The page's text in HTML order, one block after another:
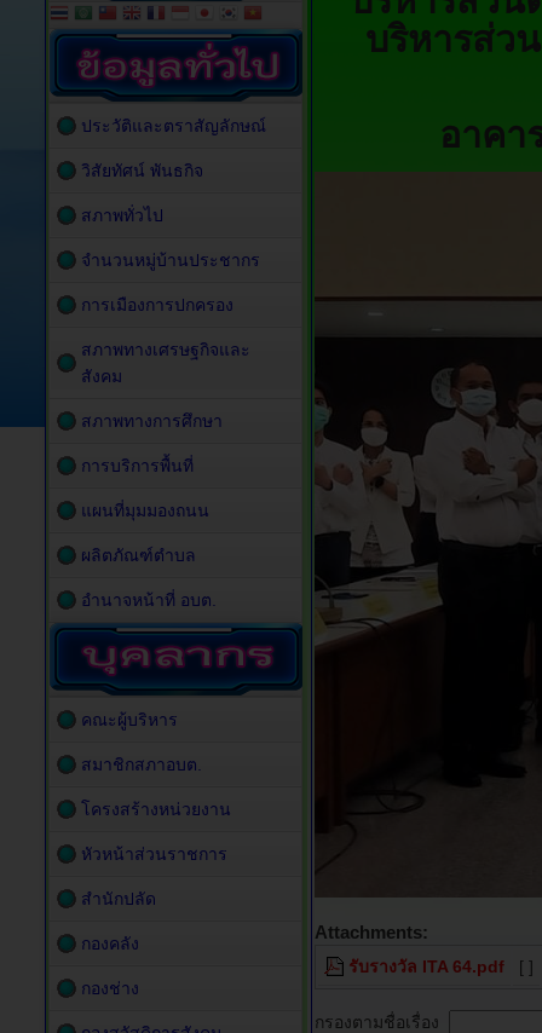
บริหารส่ว
อาคา
Attachments:
รับรางวัล ITA 64.pdf [ ]
กรองตามชื่อเรื่อง
ประวัติและตราสัญลักษณ์
วิสัยทัศน์ พันธกิจ
สภาพทั่วไป
จำนวนหมู่บ้านประชากร
การเมืองการปกครอง
สภาพทางเศรษฐกิจและ
สังคม
สภาพทางการศึกษา
การบริการพื้นที่
แผนที่มุมมองถนน
ผลิตภัณฑ์ตำบล
อำนาจหน้าที่ อบต.
คณะผู้บริหาร
สมาชิกสภาอบต.
โครงสร้างหน่วยงาน
หัวหน้าส่วนราชการ
สำนักปลัด
กองคลัง
กองช่าง